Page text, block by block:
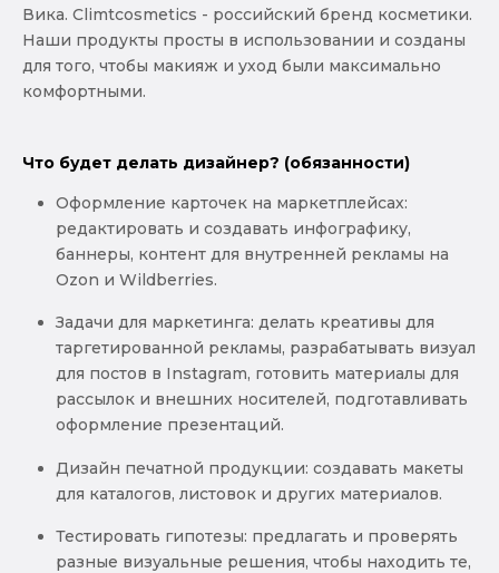
Вика. Climtcosmetics - российский бренд косметики.
Наши продукты просты в использовании и созданы
для того, чтобы макияж и уход были максимально
комфортными.
Что будет делать дизайнер? (обязанности)
Оформление карточек на маркетплейсах:
редактировать и создавать инфографику,
баннеры, контент для внутренней рекламы на
Ozon и Wildberries.
Задачи для маркетинга: делать креативы для
таргетированной рекламы, разрабатывать визуал
для постов в Instagram, готовить материалы для
рассылок и внешних носителей, подготавливать
оформление презентаций.
Дизайн печатной продукции: создавать макеты
для каталогов, листовок и других материалов.
Тестировать гипотезы: предлагать и проверять
разные визуальные решения, чтобы находить те,